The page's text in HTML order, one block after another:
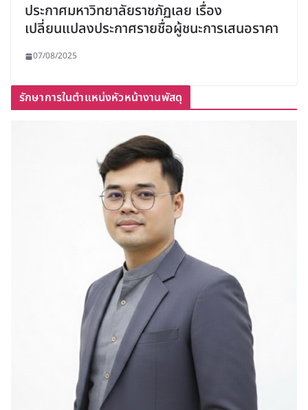
ประกาศมหาวิทยาลัยราชภัฏเลย เรื่อง
เปลี่ยนแปลงประกาศรายชื่อผู้ชนะการเสนอราคา
07/08/2025
รักษาการในตำแหน่งหัวหน้างานพัสดุ